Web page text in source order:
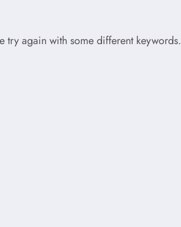
try again with some different keywords.